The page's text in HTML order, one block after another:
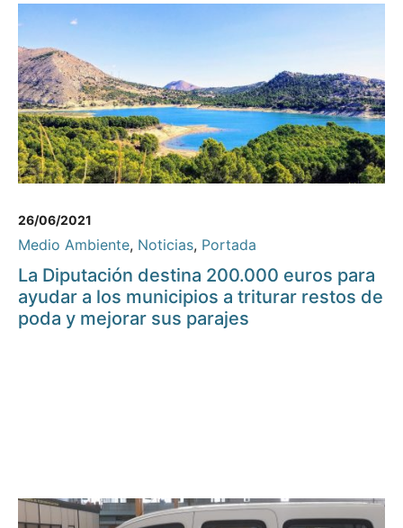
26/06/2021
Medio Ambiente, Noticias, Portada
La Diputación destina 200.000 euros para
ayudar a los municipios a triturar restos de
poda y mejorar sus parajes